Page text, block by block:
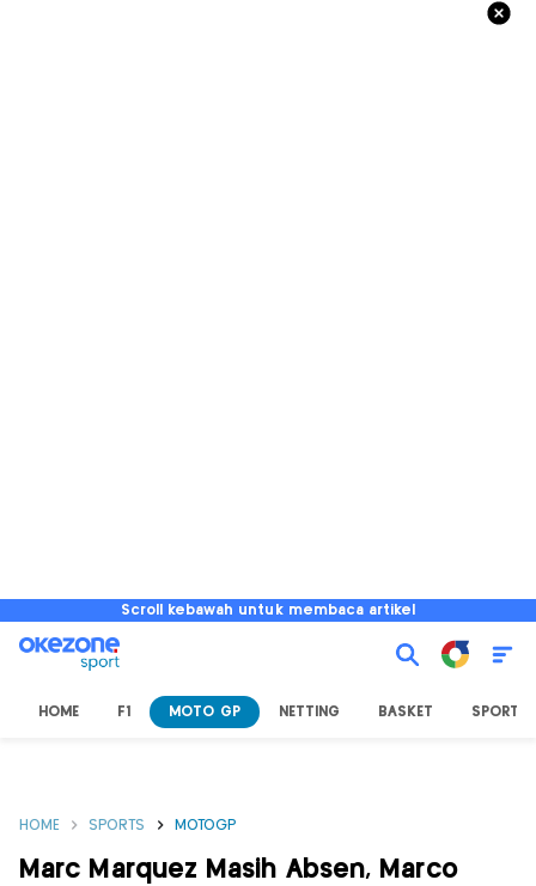
Scroll kebawah untuk membaca artikel
HOME F1 MOTO GP NETTING BASKET SPORT
HOME SPORTS MOTOGP
Marc Marquez Masih Absen, Marco